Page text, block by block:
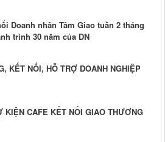
Doanh nhân Tâm Giao tuần 2 tháng
trình 30 năm của DN
KẾT NỐI, HỖ TRỢ DOANH NGHIỆP
KIỆN CAFE KẾT NỐI GIAO THƯƠNG